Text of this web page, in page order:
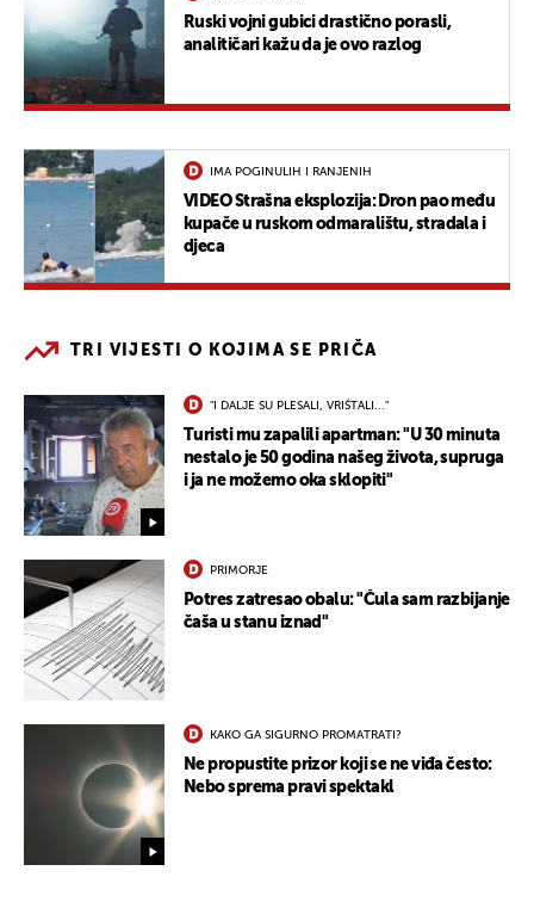
Ruski vojni gubici drastično porasli,
analitičari kažu da je ovo razlog
IMA POGINULIH I RANJENIH
VIDEO Strašna eksplozija: Dron pao među
kupače u ruskom odmaralištu, stradala i
djeca
TRI VIJESTI O KOJIMA SE PRIČA
"I DALJE SU PLESALI, VRIŠTALI..."
Turisti mu zapalili apartman: "U 30 minuta
nestalo je 50 godina našeg života, supruga
i ja ne možemo oka sklopiti"
PRIMORJE
Potres zatresao obalu: "Čula sam razbijanje
čaša u stanu iznad"
KAKO GA SIGURNO PROMATRATI?
Ne propustite prizor koji se ne viđa često:
Nebo sprema pravi spektakl